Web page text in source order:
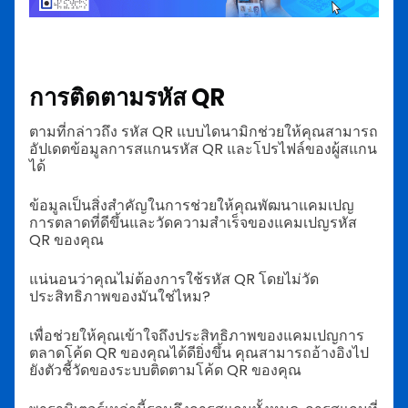
การติดตามรหัส QR
ตามที่กล่าวถึง รหัส QR แบบไดนามิกช่วยให้คุณสามารถ
อัปเดตข้อมูลการสแกนรหัส QR และโปรไฟล์ของผู้สแกน
ได้
ข้อมูลเป็นสิ่งสำคัญในการช่วยให้คุณพัฒนาแคมเปญ
การตลาดที่ดีขึ้นและวัดความสำเร็จของแคมเปญรหัส
QR ของคุณ
แน่นอนว่าคุณไม่ต้องการใช้รหัส QR โดยไม่วัด
ประสิทธิภาพของมันใช่ไหม?
เพื่อช่วยให้คุณเข้าใจถึงประสิทธิภาพของแคมเปญการ
ตลาดโค้ด QR ของคุณได้ดียิ่งขึ้น คุณสามารถอ้างอิงไป
ยังตัวชี้วัดของระบบติดตามโค้ด QR ของคุณ